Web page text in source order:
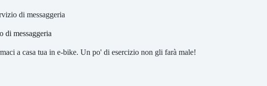
di messaggeria
di messaggeria
a casa tua in e-bike. Un po' di esercizio non gli farà male!